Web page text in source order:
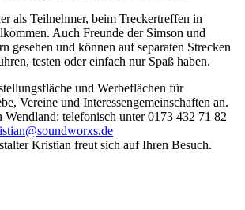
als Teilnehmer, beim Treckertreffen in
Auch Freunde der Simson und
gesehen und können auf separaten Strecken
testen oder einfach nur Spaß haben.
und Werbeflächen für
Vereine und Interessengemeinschaften an.
telefonisch unter 0173 432 71 82
Kristian freut sich auf Ihren Besuch.